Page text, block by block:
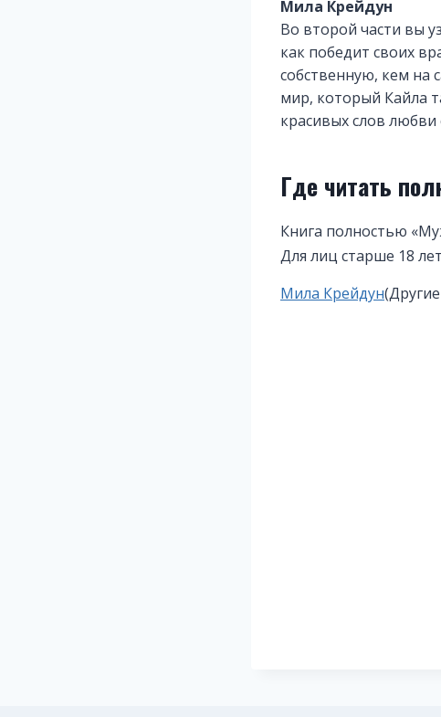
Мила Крейдун
Во второй части вы
как победит своих
собственную, кем на
мир, который Кайла
красивых слов любви
Где читать
Книга полностью
Для лиц старше 18 лет
Метки
Мила Крейдун